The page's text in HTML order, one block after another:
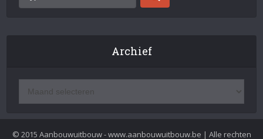
Archief
© 2015 Aanbouwuitbouw - www.aanbouwuitbouw.be | Alle rechten